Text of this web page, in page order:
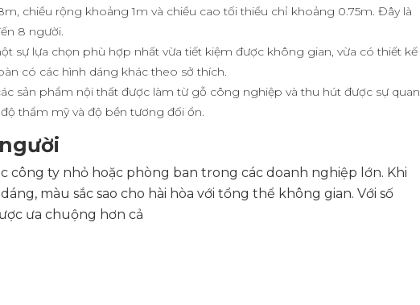
chiều rộng khoảng 1m và chiều cao tối thiểu chỉ khoảng 0.75m. Đây là
8 người.
sự lựa chọn phù hợp nhất vừa tiết kiệm được không gian, vừa có thiết kế
có các hình dáng khác theo sở thích.
sản phẩm nội thất được làm từ gỗ công nghiệp và thu hút được sự quan
thẩm mỹ và độ bền tương đối ổn.
công ty nhỏ hoặc phòng ban trong các doanh nghiệp lớn. Khi
màu sắc sao cho hài hòa với tổng thể không gian. Với số
ưa chuộng hơn cả